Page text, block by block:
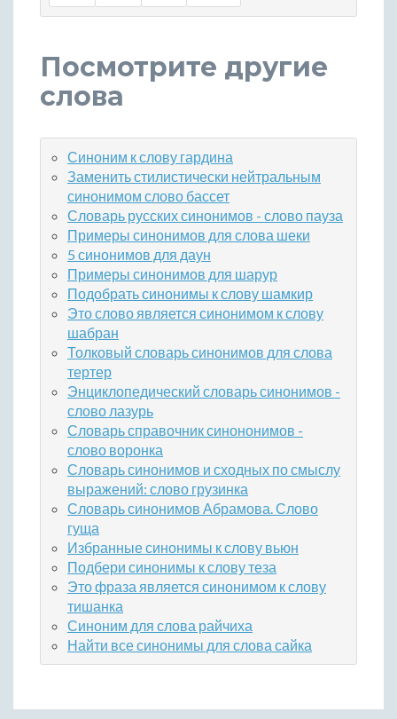
Посмотрите другие
слова
Синоним к слову гардина
Заменить стилистически нейтральным
синонимом слово бассет
Словарь русских синонимов - слово пауза
Примеры синонимов для слова шеки
5 синонимов для даун
Примеры синонимов для шарур
Подобрать синонимы к слову шамкир
Это слово является синонимом к слову
шабран
Толковый словарь синонимов для слова
тертер
Энциклопедический словарь синонимов -
слово лазурь
Словарь справочник синононимов -
слово воронка
Словарь синонимов и сходных по смыслу
выражений: слово грузинка
Словарь синонимов Абрамова. Слово
гуща
Избранные синонимы к слову вьюн
Подбери синонимы к слову теза
Это фраза является синонимом к слову
тишанка
Синоним для слова райчиха
Найти все синонимы для слова сайка